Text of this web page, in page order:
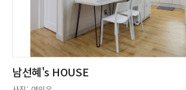
남선혜's HOUSE